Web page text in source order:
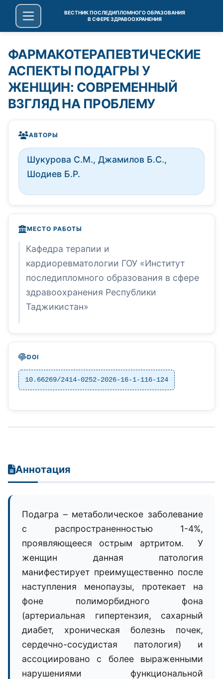
ВЕСТНИК ПОСЛЕДИПЛОМНОГО ОБРАЗОВАНИЯ
В СФЕРЕ ЗДРАВООХРАНЕНИЯ
ФАРМАКОТЕРАПЕВТИЧЕСКИЕ
АСПЕКТЫ ПОДАГРЫ У
ЖЕНЩИН: СОВРЕМЕННЫЙ
ВЗГЛЯД НА ПРОБЛЕМУ
АВТОРЫ
Шукурова С.М., Джамилов Б.С.,
Шодиев Б.Р.
МЕСТО РАБОТЫ
Кафедра терапии и
кардиоревматологии ГОУ «Институт
последипломного образования в сфере
здравоохранения Республики
Таджикистан»
DOI
10.66269/2414-0252-2026-16-1-116-124
Аннотация
Подагра – метаболическое заболевание
с распространенностью 1-4%,
проявляющееся острым артритом. У
женщин данная патология
манифестирует преимущественно после
наступления менопаузы, протекает на
фоне полиморбидного фона
(артериальная гипертензия, сахарный
диабет, хроническая болезнь почек,
сердечно-сосудистая патология) и
ассоциировано с более выраженными
нарушениями функциональной